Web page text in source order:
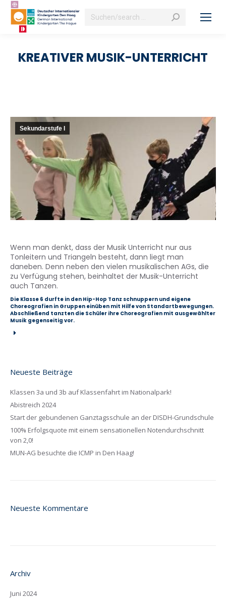
Search:
KREATIVER MUSIK-UNTERRICHT
Sekundarstufe I
Wenn man denkt, dass der Musik Unterricht nur aus
Tonleitern und Triangeln besteht, dann liegt man
daneben. Denn neben den vielen musikalischen AGs, die
zu Verfügung stehen, beinhaltet der Musik-Unterricht
auch Tanzen.
Die Klasse 6 durfte in den Hip-Hop Tanz schnuppern und eigene
Choreografien in Gruppen einüben mit Hilfe von Standartbewegungen.
Abschließend tanzten die Schüler ihre Choreografien mit ausgewählter
Musik gegenseitig vor.
Neueste Beiträge
Klassen 3a und 3b auf Klassenfahrt im Nationalpark!
Abistreich 2024
Start der gebundenen Ganztagsschule an der DISDH-Grundschule
100% Erfolgsquote mit einem sensationellen Notendurchschnitt
von 2,0!
MUN-AG besuchte die ICMP in Den Haag!
Neueste Kommentare
Archiv
Juni 2024